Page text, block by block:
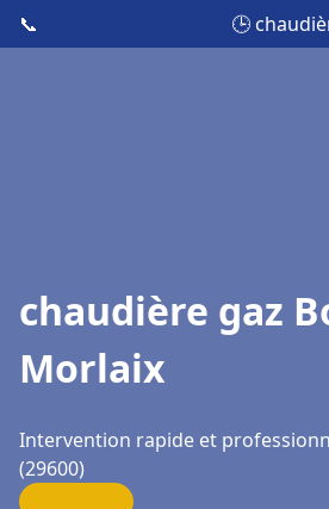
📞 🕒
chaudière gaz
Morlaix
Intervention rapide et
(29600)